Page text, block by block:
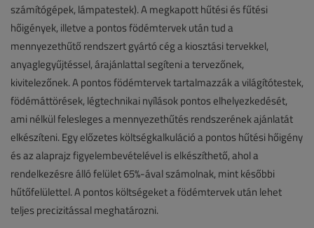
számítógépek, lámpatestek). A megkapott hűtési és fűtési
hőigények, illetve a pontos födémtervek után tud a
mennyezethűtő rendszert gyártó cég a kiosztási tervekkel,
anyaglegyűjtéssel, árajánlattal segíteni a tervezőnek,
kivitelezőnek. A pontos födémtervek tartalmazzák a világítótestek,
födémáttörések, légtechnikai nyílások pontos elhelyezkedését,
ami nélkül felesleges a mennyezethűtés rendszerének ajánlatát
elkészíteni. Egy előzetes költségkalkuláció a pontos hűtési hőigény
és az alaprajz figyelembevételével is elkészíthető, ahol a
rendelkezésre álló felület 65%-ával számolnak, mint későbbi
hűtőfelülettel. A pontos költségeket a födémtervek után lehet
teljes precizitással meghatározni.